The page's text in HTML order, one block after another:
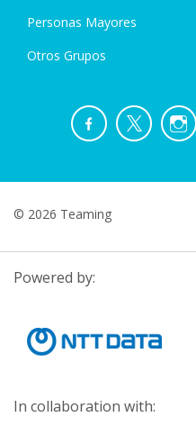
Personas Mayores
Otros Grupos
© 2026 Teaming
Powered by:
In collaboration with: